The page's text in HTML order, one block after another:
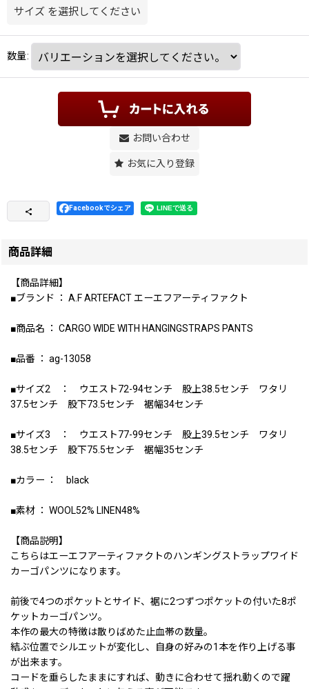
サイズ を選択してください
数量:
お問い合わせ
お気に入り登録
Facebookでシェア
商品詳細
【商品詳細】
■ブランド ： A.F ARTEFACT エーエフアーティファクト
■商品名 ： CARGO WIDE WITH HANGINGSTRAPS PANTS
■品番 ： ag-13058
■サイズ2 ： ウエスト72-94センチ 股上38.5センチ ワタリ
37.5センチ 股下73.5センチ 裾幅34センチ
■サイズ3 ： ウエスト77-99センチ 股上39.5センチ ワタリ
38.5センチ 股下75.5センチ 裾幅35センチ
■カラー ： black
■素材 ： WOOL52% LINEN48%
【商品説明】
こちらはエーエフアーティファクトのハンギングストラップワイド
カーゴパンツになります。
前後で4つのポケットとサイド、裾に2つずつポケットの付いた8ポ
ケットカーゴパンツ。
本作の最大の特徴は散りばめた止血帯の数量。
結ぶ位置でシルエットが変化し、自身の好みの1本を作り上げる事
が出来ます。
コードを垂らしたままにすれば、動きに合わせて揺れ動くので躍